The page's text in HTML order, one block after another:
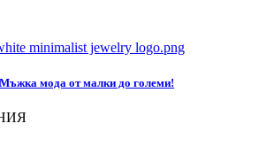
мода от малки до големи!